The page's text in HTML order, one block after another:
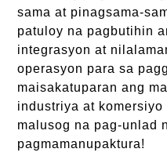
sama at pinagsama-
patuloy na pagbutihin
integrasyon at
operasyon para sa
maisakatuparan ang
industriya at
malusog na pag-unlad
pagmamanupaktura!